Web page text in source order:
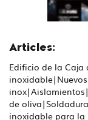
Articles:
Edificio de la Caja
de
inoxidable para